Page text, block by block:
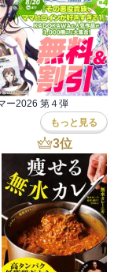
ー2026 第４弾
もっと見る
3位